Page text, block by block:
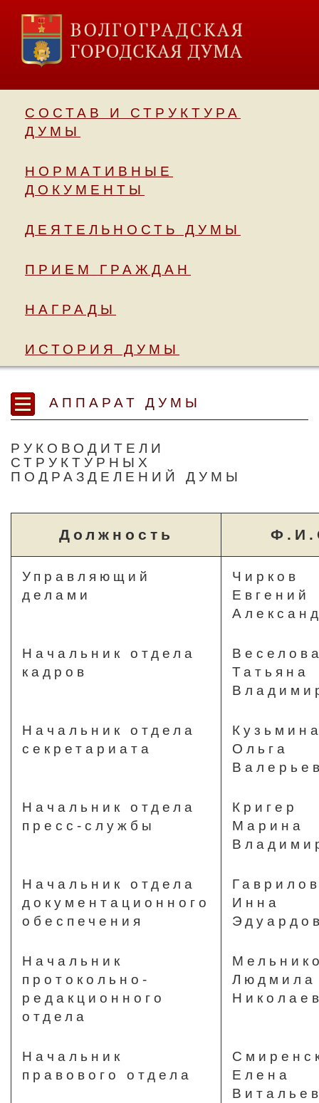
СОСТАВ И СТРУКТУРА
ДУМЫ
НОРМАТИВНЫЕ
ДОКУМЕНТЫ
ДЕЯТЕЛЬНОСТЬ ДУМЫ
ПРИЕМ ГРАЖДАН
НАГРАДЫ
ИСТОРИЯ ДУМЫ
АППАРАТ ДУМЫ
РУКОВОДИТЕЛИ
СТРУКТУРНЫХ
ПОДРАЗДЕЛЕНИЙ ДУМЫ
Должность
Управляющий
делами
Чирков
Евгений
Начальник отдела
кадров
Татьяна
Начальник отдела
секретариата
Ольга
Начальник отдела
пресс-службы
Кригер
Марина
Начальник отдела
документационного
обеспечения
Инна
Начальник
протокольно-
редакционного
отдела
Людмила
Начальник
правового отдела
Елена